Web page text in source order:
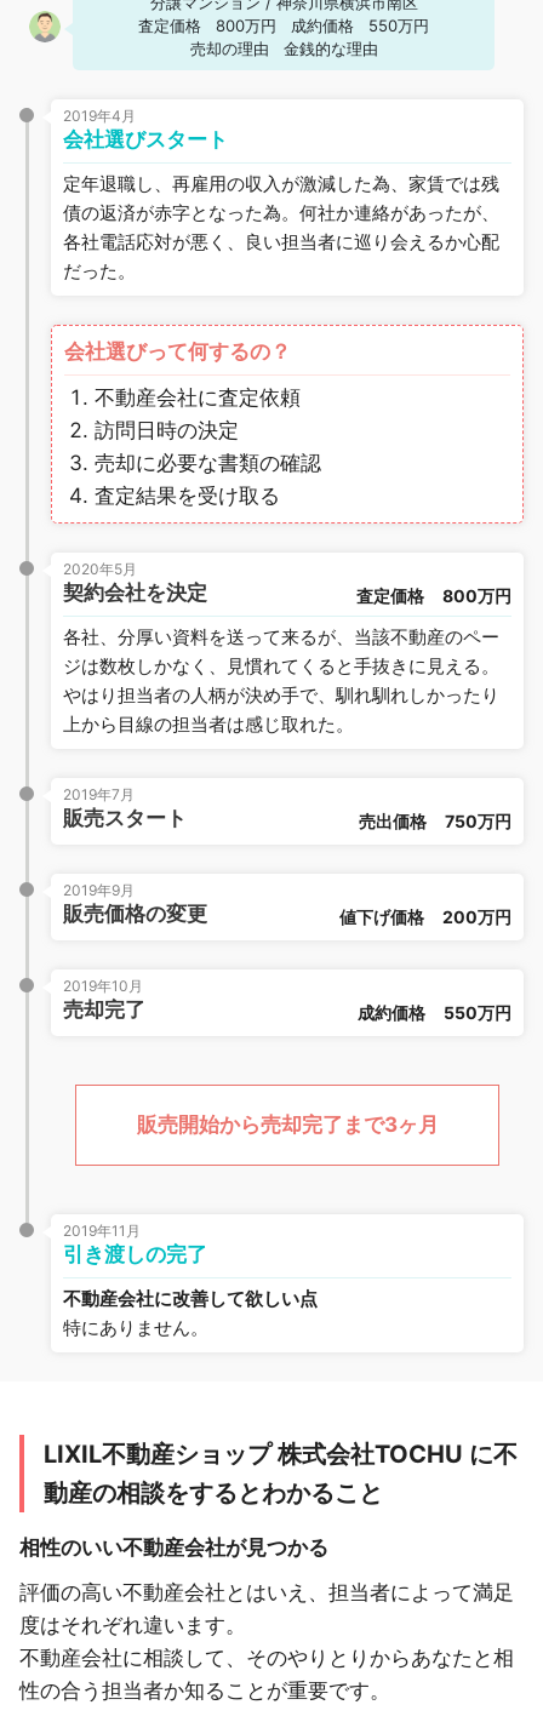
査定価格
800万円 成約価格
550万円
売却の理由
金銭的な理由
2019年4月
会社選びスタート
定年退職し、再雇用の収入が激減した為、家賃では残
債の返済が赤字となった為。何社か連絡があったが、
各社電話応対が悪く、良い担当者に巡り会えるか心配
だった。
会社選びって何するの？
不動産会社に査定依頼
訪問日時の決定
売却に必要な書類の確認
査定結果を受け取る
2020年5月
契約会社を決定 査定価格 800万円
各社、分厚い資料を送って来るが、当該不動産のペー
ジは数枚しかなく、見慣れてくると手抜きに見える。
やはり担当者の人柄が決め手で、馴れ馴れしかったり
上から目線の担当者は感じ取れた。
2019年7月
販売スタート 売出価格 750万円
2019年9月
販売価格の変更 値下げ価格 200万円
2019年10月
売却完了 成約価格 550万円
販売開始から売却完了まで3ヶ月
2019年11月
引き渡しの完了
不動産会社に改善して欲しい点
特にありません。
LIXIL不動産ショップ 株式会社TOCHU に不
動産の相談をするとわかること
相性のいい不動産会社が見つかる
評価の高い不動産会社とはいえ、担当者によって満足
度はそれぞれ違います。
不動産会社に相談して、そのやりとりからあなたと相
性の合う担当者か知ることが重要です。